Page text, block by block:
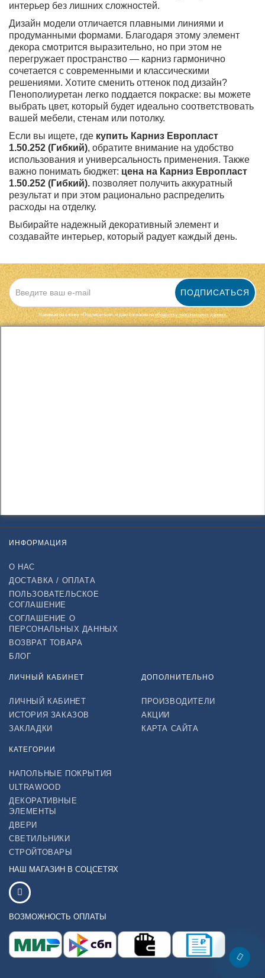
интерьер без лишних сложностей.
Дизайн модели отличается плавными линиями и
продуманными формами. Благодаря этому элемент
декора смотрится выразительно, но при этом не
перегружает пространство — карниз гармонично
сочетается с современными и классическими
решениями. Хотите сменить оттенок под дизайн?
Пенополиуретан легко поддается покраске: вы можете
выбрать цвет, который будет идеально соответствовать
вашей мебели, стенам или потолку.
Если вы ищете, где купить Карниз Европласт
1.50.252 (Гибкий), обратите внимание на удобство
использования и универсальность применения. Также
важно понимать бюджет: цена на Карниз Европласт
1.50.252 (Гибкий). позволяет получить аккуратный
результат и при этом рационально распределить
расходы на отделку.
Выбирайте надежный декоративный элемент и
создавайте интерьер, который радует каждый день.
ПОДПИСАТЬСЯ
Нажимая на кнопку «Подписаться», я даю cогласие наобработку персональных данных.
ИНФОРМАЦИЯ
О НАС
ДОСТАВКА / ОПЛАТА
ПОЛЬЗОВАТЕЛЬСКОЕ
СОГЛАШЕНИЕ
СОГЛАШЕНИЕ О
ПЕРСОНАЛЬНЫХ ДАННЫХ
ВОЗВРАТ ТОВАРА
БЛОГ
ЛИЧНЫЙ КАБИНЕТ
ЛИЧНЫЙ КАБИНЕТ
ИСТОРИЯ ЗАКАЗОВ
ЗАКЛАДКИ
ДОПОЛНИТЕЛЬНО
ПРОИЗВОДИТЕЛИ
АКЦИИ
КАРТА САЙТА
КАТЕГОРИИ
НАПОЛЬНЫЕ ПОКРЫТИЯ
ULTRAWOOD
ДЕКОРАТИВНЫЕ
ЭЛЕМЕНТЫ
ДВЕРИ
СВЕТИЛЬНИКИ
СТРОЙТОВАРЫ
НАШ МАГАЗИН В СОЦСЕТЯХ
ВОЗМОЖНОСТЬ ОПЛАТЫ